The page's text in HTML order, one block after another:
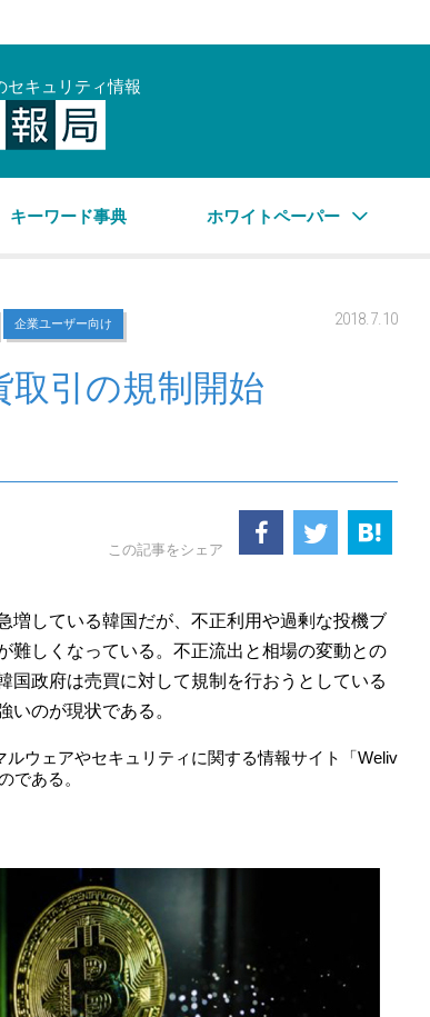
セキュリティ情報
キーワード事典 ホワイトペーパー
企業ユーザー向け 2018.7.10
取引の規制開始
この記事をシェア
増している韓国だが、不正利用や過剰な投機ブ
難しくなっている。不正流出と相場の変動との
国政府は売買に対して規制を行おうとしている
いのが現状である。
ルウェアやセキュリティに関する情報サイト「Weliv
である。